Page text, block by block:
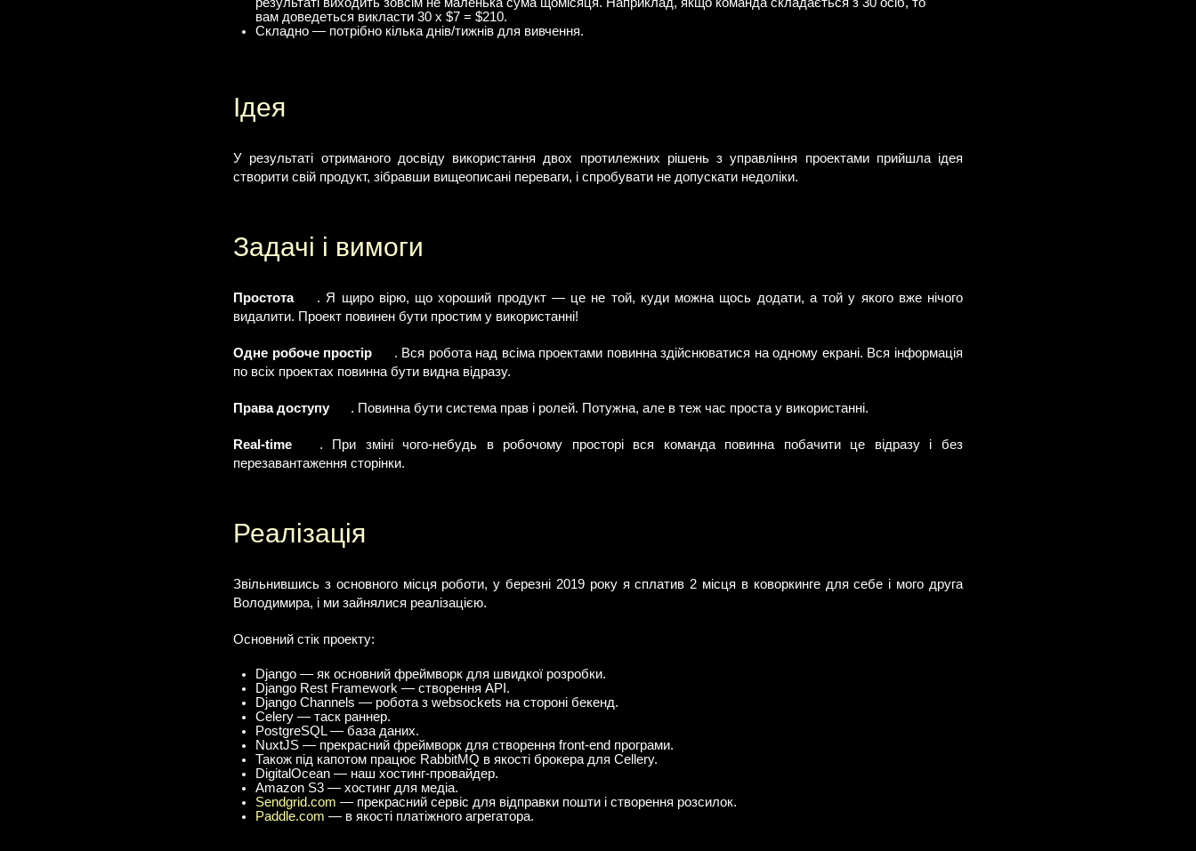
вам доведеться викласти 30 х $7 = $210.
Складно — потрібно кілька днів/тижнів для вивчення.
Ідея
У результаті отриманого досвіду використання двох протилежних рішень з управління проектами прийшла ідея
створити свій продукт, зібравши вищеописані переваги, і спробувати не допускати недоліки.
Задачі і вимоги
Простота
. Я щиро вірю, що хороший продукт — це не той, куди можна щось додати, а той у якого вже нічого
видалити. Проект повинен бути простим у використанні!
Одне робоче простір
. Вся робота над всіма проектами повинна здійснюватися на одному екрані. Вся інформація
по всіх проектах повинна бути видна відразу.
Права доступу . Повинна бути система прав і ролей. Потужна, але в теж час проста у використанні.
Real-time
. При зміні чого-небудь в робочому просторі вся команда повинна побачити це відразу і без
перезавантаження сторінки.
Реалізація
Звільнившись з основного місця роботи, у березні 2019 року я сплатив 2 місця в коворкинге для себе і мого друга
Володимира, і ми зайнялися реалізацією.
Основний стік проекту:
Django — як основний фреймворк для швидкої розробки.
Django Rest Framework — створення API.
Django Channels — робота з websockets на стороні бекенд.
Celery — таск раннер.
PostgreSQL — база даних.
NuxtJS — прекрасний фреймворк для створення front-end програми.
Також під капотом працює RabbitMQ в якості брокера для Cellery.
DigitalOcean — наш хостинг-провайдер.
Amazon S3 — хостинг для медіа.
Sendgrid.com — прекрасний сервіс для відправки пошти і створення розсилок.
Paddle.com — в якості платіжного агрегатора.